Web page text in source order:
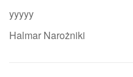
yyyyy
Halmar Narożniki